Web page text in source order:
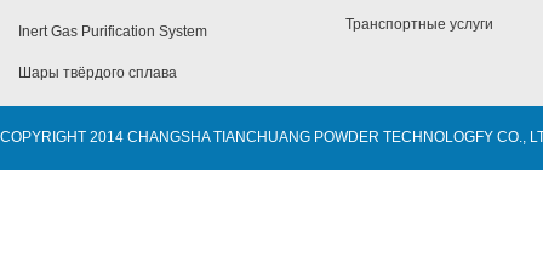
Inert Gas Purification System
Шары твёрдого сплава
Транспортные услуги
COPYRIGHT 2014 CHANGSHA TIANCHUANG POWDER TECHNOLOGFY CO.,